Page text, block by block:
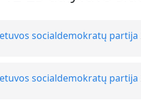
socialdemokratų partija
socialdemokratų partija